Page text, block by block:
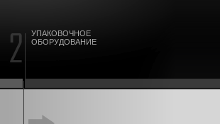
УПАКОВОЧНОЕ
ОБОРУДОВАНИЕ